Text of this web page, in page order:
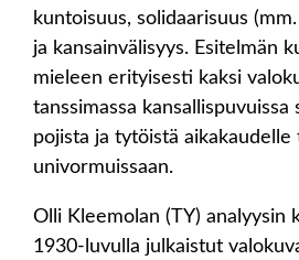
kuntoisuus, solidaarisuus
ja kansainvälisyys. Esitelmän
mieleen erityisesti kaksi
tanssimassa kansallispuvuissa
pojista ja tytöistä aikakaudelle
univormuissaan.
Olli Kleemolan (TY) analyysin
1930-luvulla julkaistut